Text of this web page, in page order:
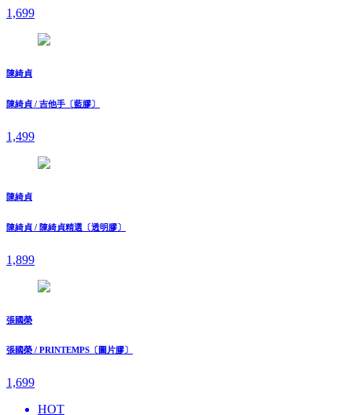
1,699
陳綺貞
陳綺貞 / 吉他手〔藍膠〕
1,499
陳綺貞
陳綺貞 / 陳綺貞精選〔透明膠〕
1,899
張國榮
張國榮 / PRINTEMPS〔圖片膠〕
1,699
HOT